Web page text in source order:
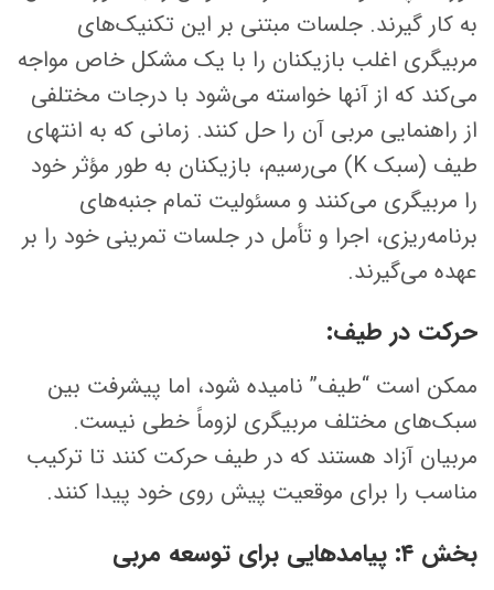
به کار گیرند. جلسات مبتنی بر این تکنیک‌های
مربیگری اغلب بازیکنان را با یک مشکل خاص مواجه
می‌کند که از آنها خواسته می‌شود با درجات مختلفی
از راهنمایی مربی آن را حل کنند. زمانی که به انتهای
طیف (سبک K) می‌رسیم، بازیکنان به طور مؤثر خود
را مربیگری می‌کنند و مسئولیت تمام جنبه‌های
برنامه‌ریزی، اجرا و تأمل در جلسات تمرینی خود را بر
عهده می‌گیرند.
حرکت در طیف:
ممکن است “طیف” نامیده شود، اما پیشرفت بین
سبک‌های مختلف مربیگری لزوماً خطی نیست.
مربیان آزاد هستند که در طیف حرکت کنند تا ترکیب
مناسب را برای موقعیت پیش روی خود پیدا کنند.
بخش ۴: پیامدهایی برای توسعه مربی